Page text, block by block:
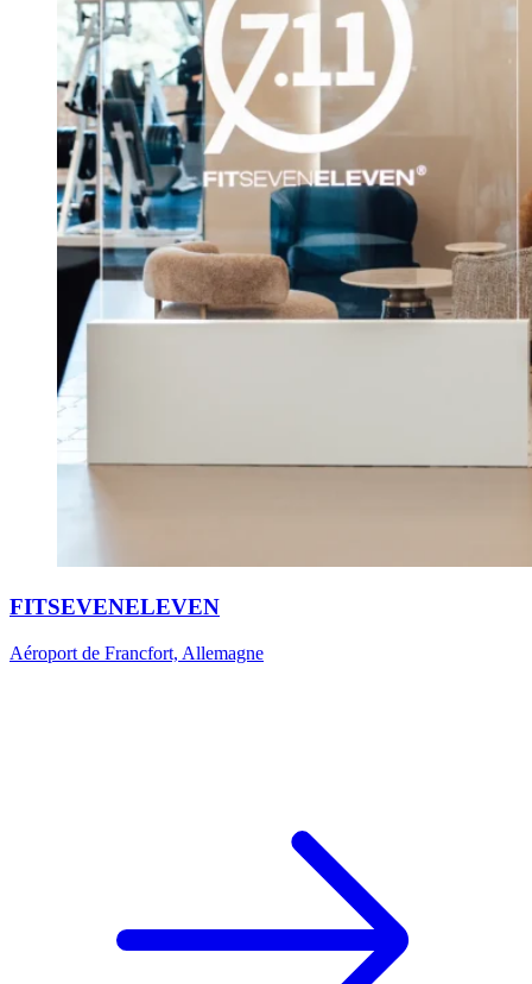
FITSEVENELEVEN
Aéroport de Francfort, Allemagne